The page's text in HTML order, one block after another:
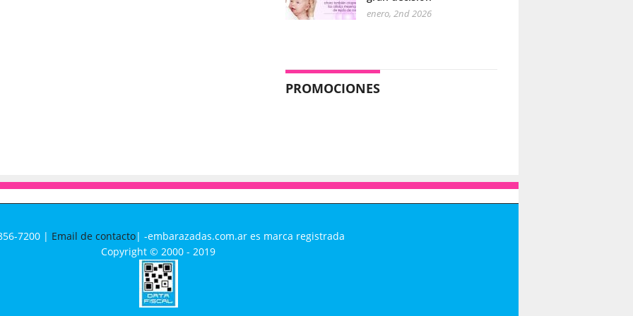
enero, 2nd 2026
PROMOCIONES
7200 | Email de contacto| -embarazadas.com.ar es marca registrada
Copyright © 2000 - 2019